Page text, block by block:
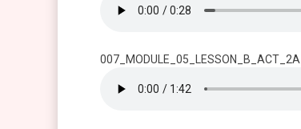
007_MODULE_05_LESSON_B_ACT_2A